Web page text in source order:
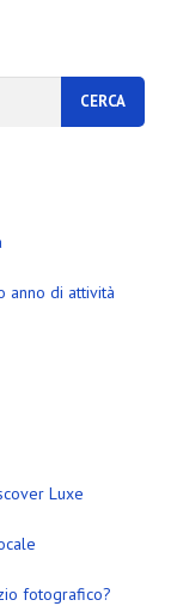
anno di attività
Luxe
fotografico?